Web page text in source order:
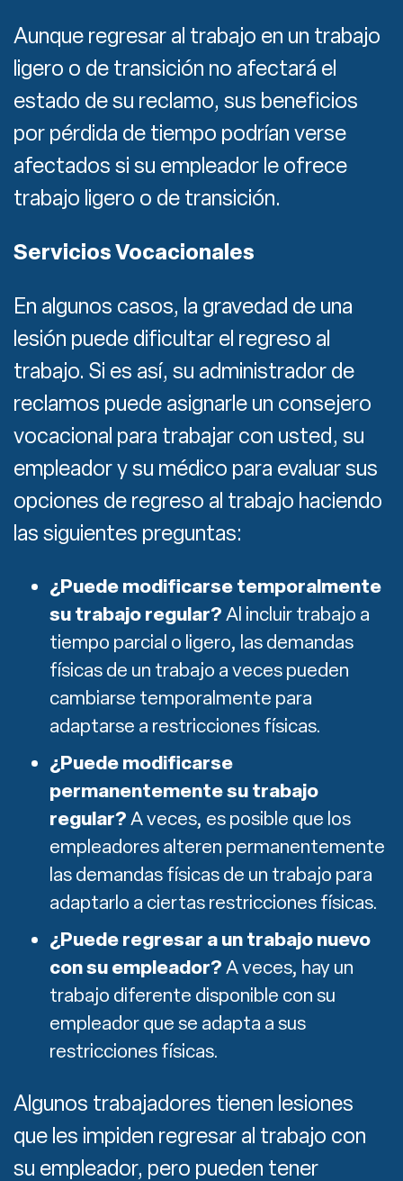
Aunque regresar al trabajo en un trabajo
ligero o de transición no afectará el
estado de su reclamo, sus beneficios
por pérdida de tiempo podrían verse
afectados si su empleador le ofrece
trabajo ligero o de transición.
Servicios Vocacionales
En algunos casos, la gravedad de una
lesión puede dificultar el regreso al
trabajo. Si es así, su administrador de
reclamos puede asignarle un consejero
vocacional para trabajar con usted, su
empleador y su médico para evaluar sus
opciones de regreso al trabajo haciendo
las siguientes preguntas:
¿Puede modificarse temporalmente
su trabajo regular? Al incluir trabajo a
tiempo parcial o ligero, las demandas
físicas de un trabajo a veces pueden
cambiarse temporalmente para
adaptarse a restricciones físicas.
¿Puede modificarse
permanentemente su trabajo
regular? A veces, es posible que los
empleadores alteren permanentemente
las demandas físicas de un trabajo para
adaptarlo a ciertas restricciones físicas.
¿Puede regresar a un trabajo nuevo
con su empleador? A veces, hay un
trabajo diferente disponible con su
empleador que se adapta a sus
restricciones físicas.
Algunos trabajadores tienen lesiones
que les impiden regresar al trabajo con
su empleador, pero pueden tener